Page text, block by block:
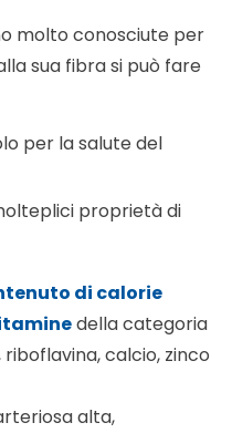
molto conosciute per
sua fibra si può fare
per la salute del
proprietà di
di calorie
della categoria
riboflavina, calcio, zinco
alta,